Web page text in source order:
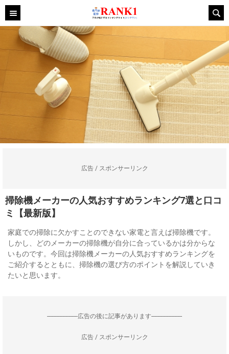
広告 / スポンサーリンク
掃除機メーカーの人気おすすめランキング7選と口コ
ミ【最新版】
家庭での掃除に欠かすことのできない家電と言えば掃除機です。
しかし、どのメーカーの掃除機が自分に合っているかは分からな
いものです。今回は掃除機メーカーの人気おすすめランキングを
ご紹介するとともに、掃除機の選び方のポイントを解説していき
たいと思います。
--------------------広告の後に記事があります--------------------
広告 / スポンサーリンク